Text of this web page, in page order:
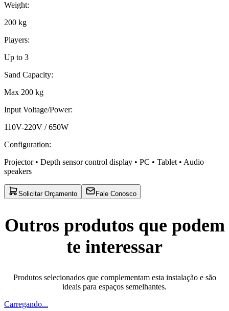
Weight:
200 kg
Players:
Up to 3
Sand Capacity:
Max 200 kg
Input Voltage/Power:
110V-220V / 650W
Configuration:
Projector • Depth sensor control display • PC • Tablet • Audio
speakers
Solicitar Orçamento Fale Conosco
Outros produtos que podem
te interessar
Produtos selecionados que complementam esta instalação e são
ideais para espaços semelhantes.
Carregando...